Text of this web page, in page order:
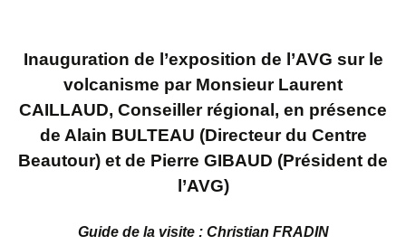
Inauguration de l’exposition de l’AVG sur le
volcanisme par Monsieur Laurent
CAILLAUD, Conseiller régional, en présence
de Alain BULTEAU (Directeur du Centre
Beautour) et de Pierre GIBAUD (Président de
l’AVG)
Guide de la visite : Christian FRADIN